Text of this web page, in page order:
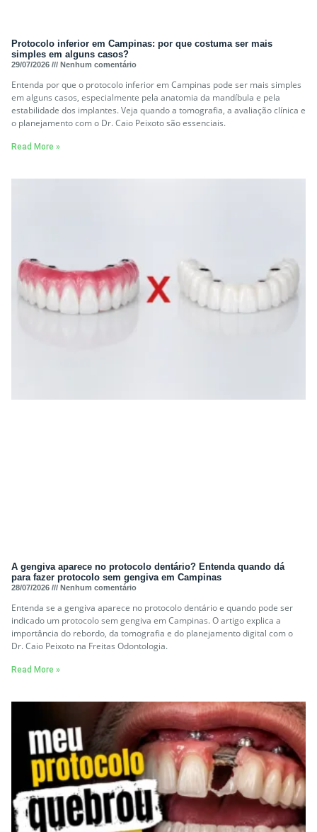
Protocolo inferior em Campinas: por que costuma ser mais
simples em alguns casos?
29/07/2026 Nenhum comentário
Entenda por que o protocolo inferior em Campinas pode ser mais simples
em alguns casos, especialmente pela anatomia da mandíbula e pela
estabilidade dos implantes. Veja quando a tomografia, a avaliação clínica e
o planejamento com o Dr. Caio Peixoto são essenciais.
Read More »
A gengiva aparece no protocolo dentário? Entenda quando dá
para fazer protocolo sem gengiva em Campinas
28/07/2026 Nenhum comentário
Entenda se a gengiva aparece no protocolo dentário e quando pode ser
indicado um protocolo sem gengiva em Campinas. O artigo explica a
importância do rebordo, da tomografia e do planejamento digital com o
Dr. Caio Peixoto na Freitas Odontologia.
Read More »